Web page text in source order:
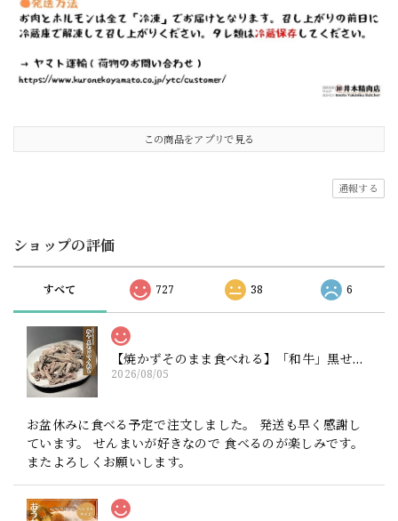
この商品をアプリで見る
通報する
ショップの評価
すべて 727 38 6
【焼かずそのまま食べれる】「和牛」黒せんまい刺し 約80g ※酢味噌は別売りです【注意】ハマる人続出！酢味噌等を付けて食べたら止まりません（生産量が少ない為、数量制限中です）
2026/08/05
お盆休みに食べる予定で注文しました。 発送も早く感謝し
ています。 せんまいが好きなので 食べるのが楽しみです。
またよろしくお願いします。